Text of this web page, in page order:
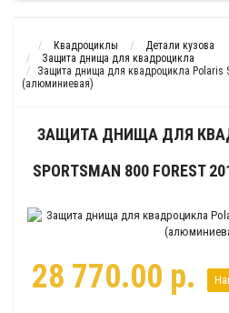
Квадроциклы
Детали кузова
Защита днища для квадроцикла
Защита днища для квадроцикла Polaris
(алюминиевая)
ЗАЩИТА ДНИЩА ДЛЯ
SPORTSMAN 800
28 770.00 р.